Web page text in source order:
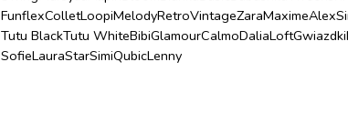
FunflexColletLoopiMelodyRetroVintageZaraMaximeAlex
Tutu BlackTutu WhiteBibiGlamourCalmoDaliaLoftGwiazdki
SofieLauraStarSimiQubicLenny